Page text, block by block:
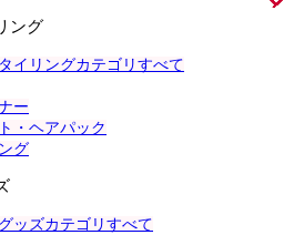
ング
イリングカテゴリすべて
ー
・ヘアパック
グ
ッズカテゴリすべて